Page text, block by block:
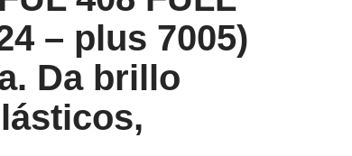
– plus 7005)
Da brillo